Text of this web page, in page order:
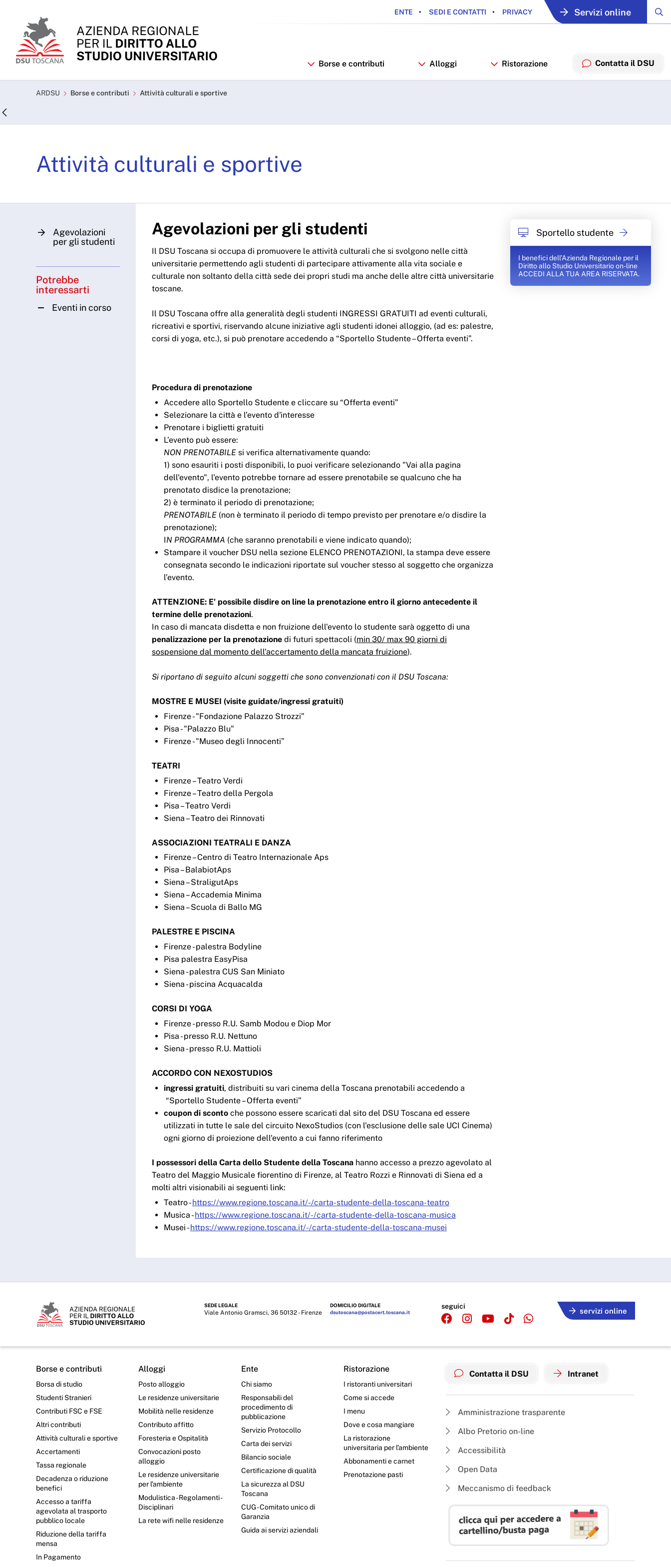
ENTE SEDI E CONTATTI PRIVACY Servizi online
Borse e contributi Alloggi Ristorazione Contatta il DSU
Attività culturali e sportive - ARDSU
ARDSU Borse e contributi Attività culturali e sportive
Attività culturali e sportive
Agevolazioni
per gli studenti
Potrebbe
interessarti
Eventi in corso
Agevolazioni per gli studenti
Il DSU Toscana si occupa di promuovere le attività culturali che si svolgono nelle città
universitarie permettendo agli studenti di partecipare attivamente alla vita sociale e
culturale non soltanto della città sede dei propri studi ma anche delle altre città universitarie
toscane.
Il DSU Toscana offre alla generalità degli studenti INGRESSI GRATUITI ad eventi culturali,
ricreativi e sportivi, riservando alcune iniziative agli studenti idonei alloggio, (ad es: palestre,
corsi di yoga, etc.), si può prenotare accedendo a “Sportello Studente – Offerta eventi”.
Procedura di prenotazione
Accedere allo Sportello Studente e cliccare su “Offerta eventi”
Selezionare la città e l’evento d'interesse
Prenotare i biglietti gratuiti
L’evento può essere:
NON PRENOTABILE si verifica alternativamente quando:
1) sono esauriti i posti disponibili, lo puoi verificare selezionando "Vai alla pagina
dell'evento", l'evento potrebbe tornare ad essere prenotabile se qualcuno che ha
prenotato disdice la prenotazione;
2) è terminato il periodo di prenotazione;
PRENOTABILE (non è terminato il periodo di tempo previsto per prenotare e/o disdire la
prenotazione);
IN PROGRAMMA (che saranno prenotabili e viene indicato quando);
Stampare il voucher DSU nella sezione ELENCO PRENOTAZIONI, la stampa deve essere
consegnata secondo le indicazioni riportate sul voucher stesso al soggetto che organizza
l’evento.
ATTENZIONE: E' possibile disdire on line la prenotazione entro il giorno antecedente il
termine delle prenotazioni.
In caso di mancata disdetta e non fruizione dell'evento lo studente sarà oggetto di una
penalizzazione per la prenotazione di futuri spettacoli (min 30/ max 90 giorni di
sospensione dal momento dell'accertamento della mancata fruizione).
Si riportano di seguito alcuni soggetti che sono convenzionati con il DSU Toscana:
MOSTRE E MUSEI (visite guidate/ingressi gratuiti)
Firenze - "Fondazione Palazzo Strozzi”
Pisa - "Palazzo Blu"
Firenze - "Museo degli Innocenti”
TEATRI
Firenze – Teatro Verdi
Firenze – Teatro della Pergola
Pisa – Teatro Verdi
Siena – Teatro dei Rinnovati
ASSOCIAZIONI TEATRALI E DANZA
Firenze – Centro di Teatro Internazionale Aps
Pisa – BalabiotAps
Siena – StraligutAps
Siena – Accademia Minima
Siena – Scuola di Ballo MG
PALESTRE E PISCINA
Firenze - palestra Bodyline
Pisa palestra EasyPisa
Siena - palestra CUS San Miniato
Siena - piscina Acquacalda
CORSI DI YOGA
Firenze - presso R.U. Samb Modou e Diop Mor
Pisa - presso R.U. Nettuno
Siena - presso R.U. Mattioli
ACCORDO CON NEXOSTUDIOS
ingressi gratuiti, distribuiti su vari cinema della Toscana prenotabili accedendo a
“Sportello Studente – Offerta eventi”
coupon di sconto che possono essere scaricati dal sito del DSU Toscana ed essere
utilizzati in tutte le sale del circuito NexoStudios (con l'esclusione delle sale UCI Cinema)
ogni giorno di proiezione dell'evento a cui fanno riferimento
I possessori della Carta dello Studente della Toscana hanno accesso a prezzo agevolato al
Teatro del Maggio Musicale fiorentino di Firenze, al Teatro Rozzi e Rinnovati di Siena ed a
molti altri visionabili ai seguenti link:
Teatro -https://www.regione.toscana.it/-/carta-studente-della-toscana-teatro
Musica -https://www.regione.toscana.it/-/carta-studente-della-toscana-musica
Musei -https://www.regione.toscana.it/-/carta-studente-della-toscana-musei
Sportello studente
I benefici dell’Azienda Regionale per il
Diritto allo Studio Universitario on-line
ACCEDI ALLA TUA AREA RISERVATA.
SEDE LEGALE
Viale Antonio Gramsci, 36 50132 - Firenze
DOMICILIO DIGITALE
dsutoscana@postacert.toscana.it
seguici
servizi online
Borse e contributi
Borsa di studio
Studenti Stranieri
Contributi FSC e FSE
Altri contributi
Attività culturali e sportive
Accertamenti
Tassa regionale
Decadenza o riduzione
benefici
Accesso a tariffa
agevolata al trasporto
pubblico locale
Riduzione della tariffa
mensa
In Pagamento
Alloggi
Posto alloggio
Le residenze universitarie
Mobilità nelle residenze
Contributo affitto
Foresteria e Ospitalità
Convocazioni posto
alloggio
Le residenze universitarie
per l’ambiente
Modulistica - Regolamenti -
Disciplinari
La rete wifi nelle residenze
Ente
Chi siamo
Responsabili del
procedimento di
pubblicazione
Servizio Protocollo
Carta dei servizi
Bilancio sociale
Certificazione di qualità
La sicurezza al DSU
Toscana
CUG - Comitato unico di
Garanzia
Guida ai servizi aziendali
Ristorazione
I ristoranti universitari
Come si accede
I menu
Dove e cosa mangiare
La ristorazione
universitaria per l’ambiente
Abbonamenti e carnet
Prenotazione pasti
Contatta il DSU Intranet
Amministrazione trasparente
Albo Pretorio on-line
Accessibilità
Open Data
Meccanismo di feedback